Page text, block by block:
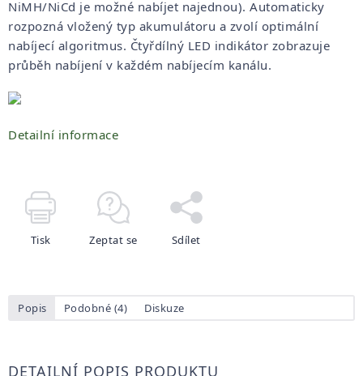
NiMH/NiCd je možné nabíjet najednou). Automaticky
rozpozná vložený typ akumulátoru a zvolí optimální
nabíjecí algoritmus. Čtyřdílný LED indikátor zobrazuje
průběh nabíjení v každém nabíjecím kanálu.
Detailní informace
Tisk Zeptat se Sdílet
Popis Podobné (4) Diskuze
DETAILNÍ POPIS PRODUKTU